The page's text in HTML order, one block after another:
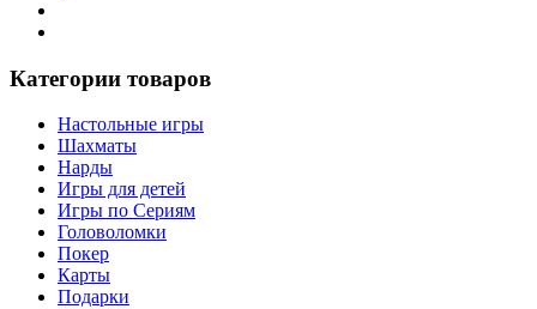
Категории товаров
Настольные игры
Шахматы
Нарды
Игры для детей
Игры по Сериям
Головоломки
Покер
Карты
Подарки